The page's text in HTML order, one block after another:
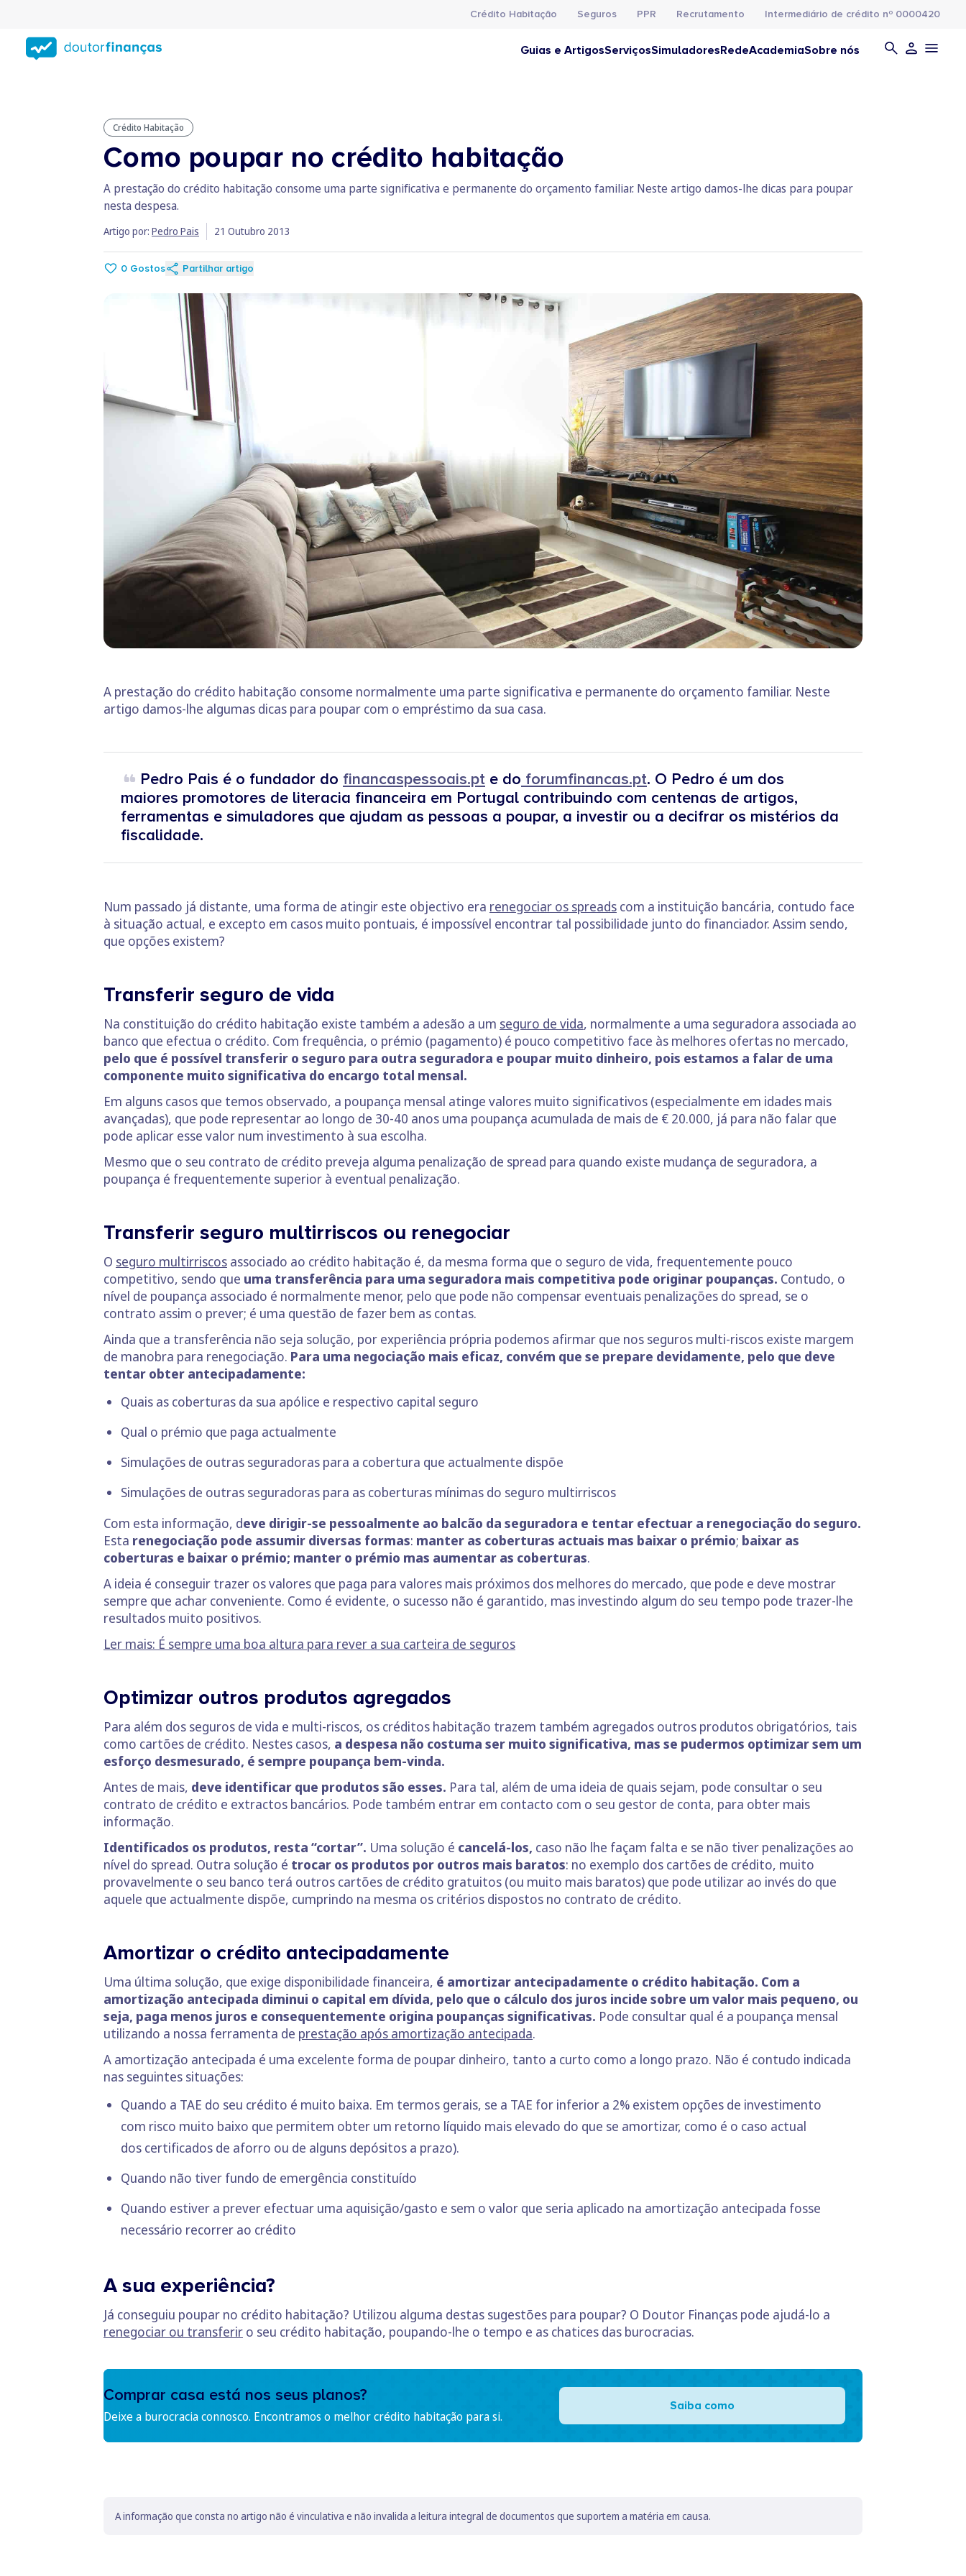
conteúdo
principal
Crédito Habitação Seguros PPR Recrutamento Intermediário de crédito nº 0000420
Guias e ArtigosServiçosSimuladoresRedeAcademiaSobre nós
Crédito Habitação
Como poupar no crédito habitação
A prestação do crédito habitação consome uma parte significativa e permanente do orçamento familiar. Neste artigo damos-lhe dicas para poupar
nesta despesa.
Artigo por: Pedro Pais 21 Outubro 2013
0 Gostos Partilhar artigo
A prestação do crédito habitação consome normalmente uma parte significativa e permanente do orçamento familiar. Neste
artigo damos-lhe algumas dicas para poupar com o empréstimo da sua casa.
Pedro Pais é o fundador do financaspessoais.pt e do forumfinancas.pt. O Pedro é um dos
maiores promotores de literacia financeira em Portugal contribuindo com centenas de artigos,
ferramentas e simuladores que ajudam as pessoas a poupar, a investir ou a decifrar os mistérios da
fiscalidade.
Num passado já distante, uma forma de atingir este objectivo era renegociar os spreads com a instituição bancária, contudo face
à situação actual, e excepto em casos muito pontuais, é impossível encontrar tal possibilidade junto do financiador. Assim sendo,
que opções existem?
Transferir seguro de vida
Na constituição do crédito habitação existe também a adesão a um seguro de vida, normalmente a uma seguradora associada ao
banco que efectua o crédito. Com frequência, o prémio (pagamento) é pouco competitivo face às melhores ofertas no mercado,
pelo que é possível transferir o seguro para outra seguradora e poupar muito dinheiro, pois estamos a falar de uma
componente muito significativa do encargo total mensal.
Em alguns casos que temos observado, a poupança mensal atinge valores muito significativos (especialmente em idades mais
avançadas), que pode representar ao longo de 30-40 anos uma poupança acumulada de mais de € 20.000, já para não falar que
pode aplicar esse valor num investimento à sua escolha.
Mesmo que o seu contrato de crédito preveja alguma penalização de spread para quando existe mudança de seguradora, a
poupança é frequentemente superior à eventual penalização.
Transferir seguro multirriscos ou renegociar
O seguro multirriscos associado ao crédito habitação é, da mesma forma que o seguro de vida, frequentemente pouco
competitivo, sendo que uma transferência para uma seguradora mais competitiva pode originar poupanças. Contudo, o
nível de poupança associado é normalmente menor, pelo que pode não compensar eventuais penalizações do spread, se o
contrato assim o prever; é uma questão de fazer bem as contas.
Ainda que a transferência não seja solução, por experiência própria podemos afirmar que nos seguros multi-riscos existe margem
de manobra para renegociação. Para uma negociação mais eficaz, convém que se prepare devidamente, pelo que deve
tentar obter antecipadamente:
Quais as coberturas da sua apólice e respectivo capital seguro
Qual o prémio que paga actualmente
Simulações de outras seguradoras para a cobertura que actualmente dispõe
Simulações de outras seguradoras para as coberturas mínimas do seguro multirriscos
Com esta informação, deve dirigir-se pessoalmente ao balcão da seguradora e tentar efectuar a renegociação do seguro.
Esta renegociação pode assumir diversas formas: manter as coberturas actuais mas baixar o prémio; baixar as
coberturas e baixar o prémio; manter o prémio mas aumentar as coberturas.
A ideia é conseguir trazer os valores que paga para valores mais próximos dos melhores do mercado, que pode e deve mostrar
sempre que achar conveniente. Como é evidente, o sucesso não é garantido, mas investindo algum do seu tempo pode trazer-lhe
resultados muito positivos.
Ler mais: É sempre uma boa altura para rever a sua carteira de seguros
Optimizar outros produtos agregados
Para além dos seguros de vida e multi-riscos, os créditos habitação trazem também agregados outros produtos obrigatórios, tais
como cartões de crédito. Nestes casos, a despesa não costuma ser muito significativa, mas se pudermos optimizar sem um
esforço desmesurado, é sempre poupança bem-vinda.
Antes de mais, deve identificar que produtos são esses. Para tal, além de uma ideia de quais sejam, pode consultar o seu
contrato de crédito e extractos bancários. Pode também entrar em contacto com o seu gestor de conta, para obter mais
informação.
Identificados os produtos, resta “cortar”. Uma solução é cancelá-los, caso não lhe façam falta e se não tiver penalizações ao
nível do spread. Outra solução é trocar os produtos por outros mais baratos: no exemplo dos cartões de crédito, muito
provavelmente o seu banco terá outros cartões de crédito gratuitos (ou muito mais baratos) que pode utilizar ao invés do que
aquele que actualmente dispõe, cumprindo na mesma os critérios dispostos no contrato de crédito.
Amortizar o crédito antecipadamente
Uma última solução, que exige disponibilidade financeira, é amortizar antecipadamente o crédito habitação. Com a
amortização antecipada diminui o capital em dívida, pelo que o cálculo dos juros incide sobre um valor mais pequeno, ou
seja, paga menos juros e consequentemente origina poupanças significativas. Pode consultar qual é a poupança mensal
utilizando a nossa ferramenta de prestação após amortização antecipada.
A amortização antecipada é uma excelente forma de poupar dinheiro, tanto a curto como a longo prazo. Não é contudo indicada
nas seguintes situações:
Quando a TAE do seu crédito é muito baixa. Em termos gerais, se a TAE for inferior a 2% existem opções de investimento
com risco muito baixo que permitem obter um retorno líquido mais elevado do que se amortizar, como é o caso actual
dos certificados de aforro ou de alguns depósitos a prazo).
Quando não tiver fundo de emergência constituído
Quando estiver a prever efectuar uma aquisição/gasto e sem o valor que seria aplicado na amortização antecipada fosse
necessário recorrer ao crédito
A sua experiência?
Já conseguiu poupar no crédito habitação? Utilizou alguma destas sugestões para poupar? O Doutor Finanças pode ajudá-lo a
renegociar ou transferir o seu crédito habitação, poupando-lhe o tempo e as chatices das burocracias.
Comprar casa está nos seus planos?
Deixe a burocracia connosco. Encontramos o melhor crédito habitação para si.
Saiba como
A informação que consta no artigo não é vinculativa e não invalida a leitura integral de documentos que suportem a matéria em causa.